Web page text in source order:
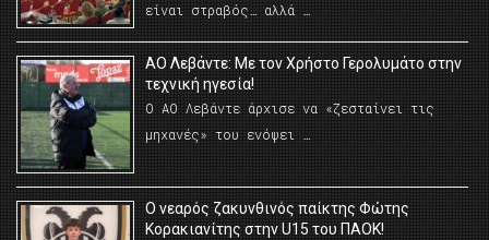
είναι στραβός… αλλά …
ΑΟ Λεβάντε: Με τον Χρήστο Γερολυμάτο στην
τεχνική ηγεσία!
Ο ΑΟ Λεβάντε άρχισε να «ζεσταίνει τις
μηχανές» του ενόψει …
O νεαρός ζακυνθινός παίκτης Φώτης
Κορακιανίτης στην U15 του ΠΑΟΚ!